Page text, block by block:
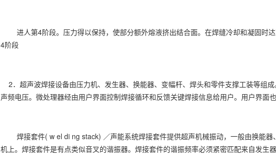
进人第4阶段。压力得以保持，使部分额外熔液挤出结合面。在焊缝冷却和凝固时
4阶段
2．超声波焊接设备由压力机、发生器、换能器、变幅杆、焊头和零件支撑工装等组
声频电压。微处理器经由用户界面控制焊接循环和反馈关键焊接信息给用户。用户界面
焊接套件( w el di ng stack) ／声能系统焊接套件提供超声机械振动，一般由换能器
机上。焊接套件是有点类似音叉的谐振器。焊接套件的谐振频率必须紧密匹配来自发生